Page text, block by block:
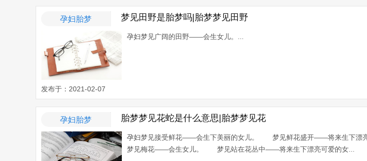
孕妇胎梦 梦见田野是胎梦吗|胎梦梦见田野
孕妇梦见广阔的田野——会生女儿。...
发布于：2021-02-07
孕妇胎梦 胎梦梦见花蛇是什么意思|胎梦梦见花
孕妇梦见接受鲜花——会生下美丽的女儿。 梦见鲜花盛开——将来生
梦见梅花——会生女儿。 梦见站在花丛中——将来生下漂亮可爱的女...